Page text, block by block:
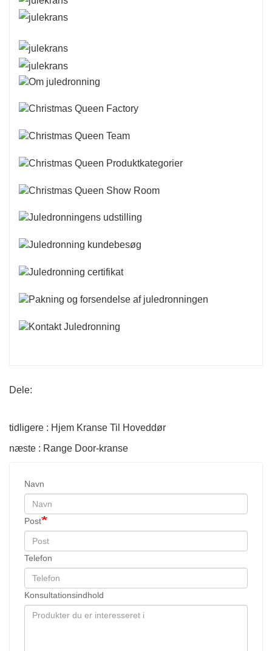
Dele:
tidligere : Hjem Kranse Til Hoveddør
næste : Range Door-kranse
Navn
Post
Telefon
Konsultationsindhold